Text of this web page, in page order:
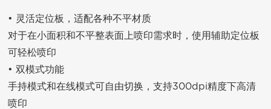
• 灵活定位板，适配各种不平材质
对于在小面积和不平整表面上喷印需求时，使用辅助定位板
可轻松喷印
• 双模式功能
手持模式和在线模式可自由切换，支持300dpi精度下高清
喷印